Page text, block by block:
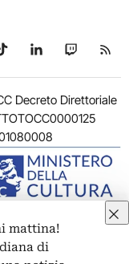
su Telegram
su TikTok
Seguici su
Seguici
Decreto Direttoriale
Emanuele II, 287 –
mattina!
di